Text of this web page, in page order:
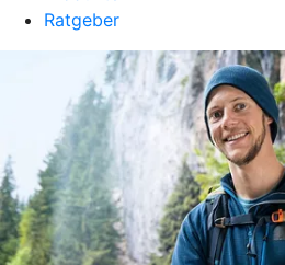
Ratgeber